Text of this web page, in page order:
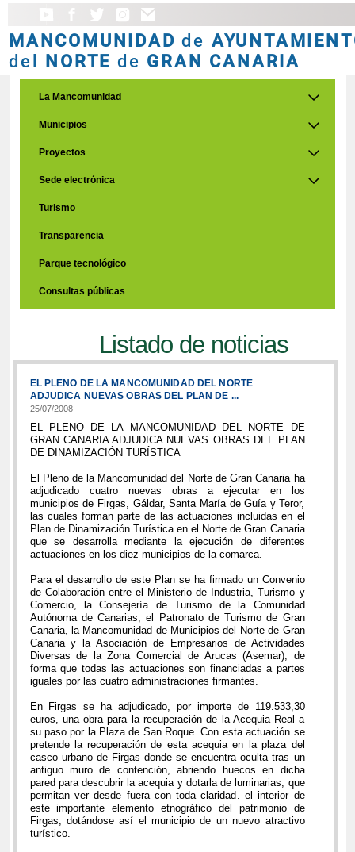
MANCOMUNIDAD de
del NORTE de GRAN CANARIA
La Mancomunidad
Municipios
Proyectos
Sede electrónica
Turismo
Transparencia
Parque tecnológico
Consultas públicas
Listado de noticias
EL PLENO DE LA MANCOMUNIDAD DEL NORTE
ADJUDICA NUEVAS OBRAS DEL PLAN DE ...
25/07/2008
EL PLENO DE LA MANCOMUNIDAD DEL NORTE DE
GRAN CANARIA ADJUDICA NUEVAS OBRAS DEL PLAN
DE DINAMIZACIÓN TURÍSTICA
El Pleno de la Mancomunidad del Norte de Gran Canaria ha
adjudicado cuatro nuevas obras a ejecutar en los
municipios de Firgas, Gáldar, Santa María de Guía y Teror,
las cuales forman parte de las actuaciones incluidas en el
Plan de Dinamización Turística en el Norte de Gran Canaria
que se desarrolla mediante la ejecución de diferentes
actuaciones en los diez municipios de la comarca.
Para el desarrollo de este Plan se ha firmado un Convenio
de Colaboración entre el Ministerio de Industria, Turismo y
Comercio, la Consejería de Turismo de la Comunidad
Autónoma de Canarias, el Patronato de Turismo de Gran
Canaria, la Mancomunidad de Municipios del Norte de Gran
Canaria y la Asociación de Empresarios de Actividades
Diversas de la Zona Comercial de Arucas (Asemar), de
forma que todas las actuaciones son financiadas a partes
iguales por las cuatro administraciones firmantes.
En Firgas se ha adjudicado, por importe de 119.533,30
euros, una obra para la recuperación de la Acequia Real a
su paso por la Plaza de San Roque. Con esta actuación se
pretende la recuperación de esta acequia en la plaza del
casco urbano de Firgas donde se encuentra oculta tras un
antiguo muro de contención, abriendo huecos en dicha
pared para descubrir la acequia y dotarla de luminarias, que
permitan ver desde fuera con toda claridad. el interior de
este importante elemento etnográfico del patrimonio de
Firgas, dotándose así el municipio de un nuevo atractivo
turístico.